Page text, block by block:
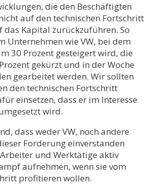
die den Beschäftigten
auf den technischen Fortschritt
das Kapital zurückzuführen. So
Unternehmen wie VW, bei dem
30 Prozent gesteigert wird, die
gekürzt und in der Woche
gearbeitet werden. Wir sollten
den technischen Fortschritt
einsetzen, dass er im Interesse
wird.
dass weder VW, noch andere
Forderung einverstanden
und Werktätige aktiv
aufnehmen, wenn sie vom
profitieren wollen.